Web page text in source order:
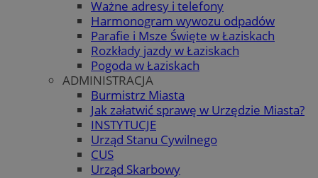
Ważne adresy i telefony
Harmonogram wywozu odpadów
Parafie i Msze Święte w Łaziskach
Rozkłady jazdy w Łaziskach
Pogoda w Łaziskach
ADMINISTRACJA
Burmistrz Miasta
Jak załatwić sprawę w Urzędzie Miasta?
INSTYTUCJE
Urząd Stanu Cywilnego
CUS
Urząd Skarbowy